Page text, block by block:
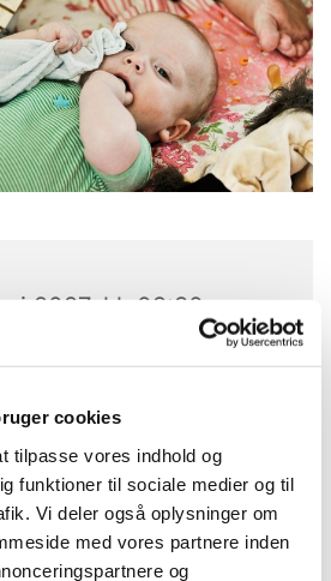
cookies
tilpasse vores indhold og
funktioner til sociale medier og til
Vi deler også oplysninger om
med vores partnere inden
og
2027, kl. 09:30 -
Bentzons Vej 1, 2860